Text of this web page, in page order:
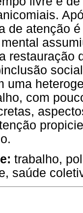
de atenção
restauração
uma
com
trabalho,
saúde